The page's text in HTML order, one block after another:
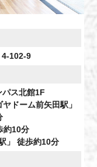
4-102-9
ス北館1F
ドーム前矢田駅」
約10分
」 徒歩約10分